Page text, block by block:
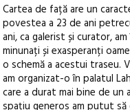
Cartea de față are un
povestea a 23 de ani
ani, ca galerist și curator,
minunați și exasperanți
o schemă a acestui traseu.
am organizat-o în palatul
care a durat mai bine de un
spațiu generos am putut